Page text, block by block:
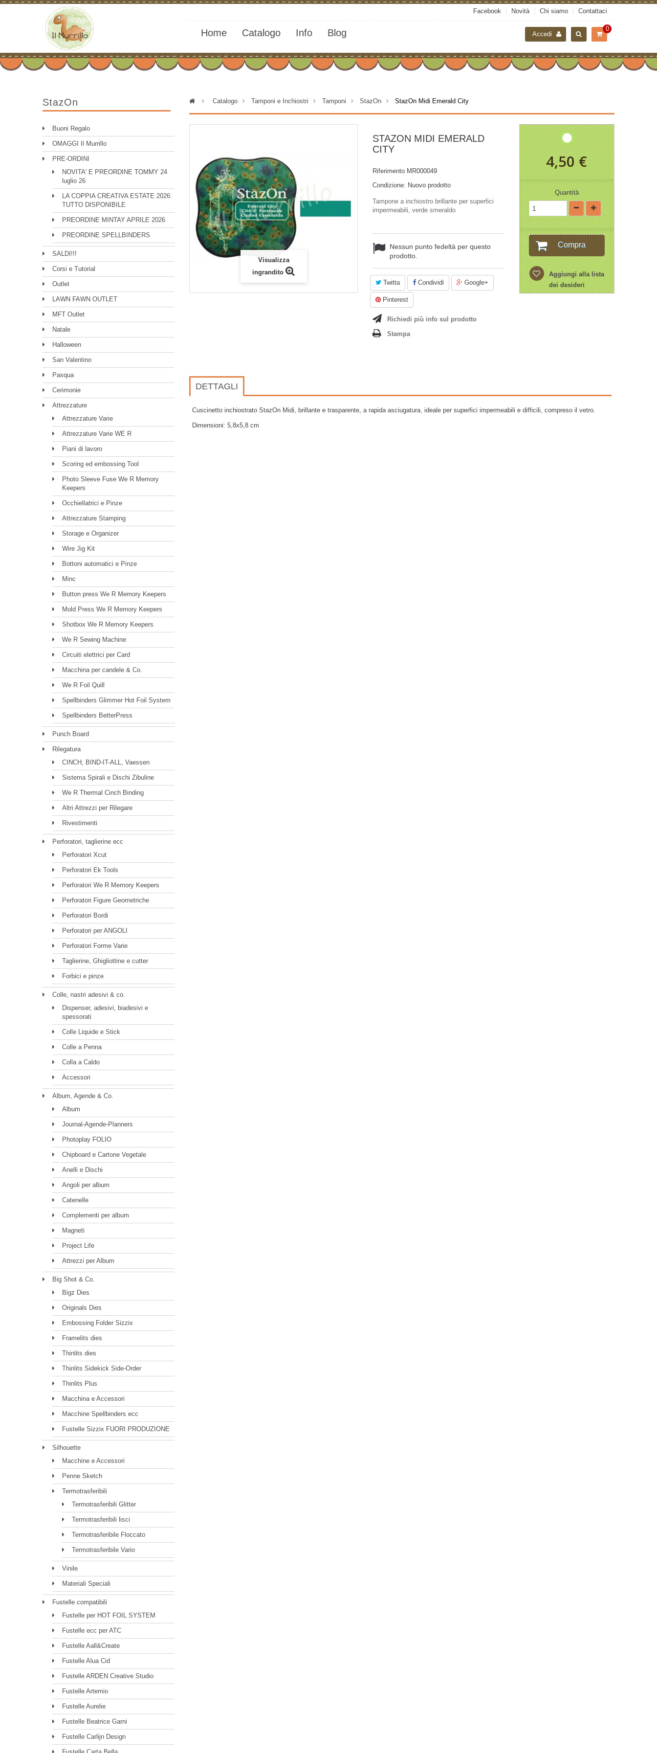
Facebook Novità Chi siamo Contattaci
0
Home Catalogo Info Blog Accedi
StazOn
Buoni Regalo
OMAGGI Il Murrillo
PRE-ORDINI
NOVITA' E PREORDINE TOMMY 24
luglio 26
LA COPPIA CREATIVA ESTATE 2026:
TUTTO DISPONIBILE
PREORDINE MINTAY APRILE 2026
PREORDINE SPELLBINDERS
SALDI!!!
Corsi e Tutorial
Outlet
LAWN FAWN OUTLET
MFT Outlet
Natale
Halloween
San Valentino
Pasqua
Cerimonie
Attrezzature
Attrezzature Varie
Attrezzature Varie WE R
Piani di lavoro
Scoring ed embossing Tool
Photo Sleeve Fuse We R Memory
Keepers
Occhiellatrici e Pinze
Attrezzature Stamping
Storage e Organizer
Wire Jig Kit
Bottoni automatici e Pinze
Minc
Button press We R Memory Keepers
Mold Press We R Memory Keepers
Shotbox We R Memory Keepers
We R Sewing Machine
Circuiti elettrici per Card
Macchina per candele & Co.
We R Foil Quill
Spellbinders Glimmer Hot Foil System
Spellbinders BetterPress
Punch Board
Rilegatura
CINCH, BIND-IT-ALL, Vaessen
Sistema Spirali e Dischi Zibuline
We R Thermal Cinch Binding
Altri Attrezzi per Rilegare
Rivestimenti
Perforatori, taglierine ecc
Perforatori Xcut
Perforatori Ek Tools
Perforatori We R Memory Keepers
Perforatori Figure Geometriche
Perforatori Bordi
Perforatori per ANGOLI
Perforatori Forme Varie
Taglierine, Ghigliottine e cutter
Forbici e pinze
Colle, nastri adesivi & co.
Dispenser, adesivi, biadesivi e
spessorati
Colle Liquide e Stick
Colle a Penna
Colla a Caldo
Accessori
Album, Agende & Co.
Album
Journal-Agende-Planners
Photoplay FOLIO
Chipboard e Cartone Vegetale
Anelli e Dischi
Angoli per album
Catenelle
Complementi per album
Magneti
Project Life
Attrezzi per Album
Big Shot & Co.
Bigz Dies
Originals Dies
Embossing Folder Sizzix
Framelits dies
Thinlits dies
Thinlits Sidekick Side-Order
Thinlits Plus
Macchina e Accessori
Macchine Spellbinders ecc
Fustelle Sizzix FUORI PRODUZIONE
Silhouette
Macchine e Accessori
Penne Sketch
Termotrasferibili
Termotrasferibili Glitter
Termotrasferibili lisci
Termotrasferibile Floccato
Termotrasferibile Vario
Vinile
Materiali Speciali
Fustelle compatibili
Fustelle per HOT FOIL SYSTEM
Fustelle ecc per ATC
Fustelle Aall&Create
Fustelle Alua Cid
Fustelle ARDEN Creative Studio
Fustelle Artemio
Fustelle Aurelie
Fustelle Beatrice Garni
Fustelle Carlijn Design
> Catalogo > Tamponi e Inchiostri > Tamponi > StazOn > StazOn Midi Emerald City
Visualizza
ingrandito
STAZON MIDI EMERALD
CITY
Riferimento MR000049
Condizione: Nuovo prodotto
Tampone a inchiostro brillante per superfici
impermeabili, verde smeraldo
Nessun punto fedeltà per questo
prodotto.
Twitta Condividi Google+
Pinterest
Richiedi più info sul prodotto
Stampa
4,50 €
Quantità
Compra
Aggiungi alla lista
dei desideri
DETTAGLI
Cuscinetto inchiostrato StazOn Midi, brillante e trasparente, a rapida asciugatura, ideale per superfici impermeabili e difficili, compreso il vetro.
Dimensioni: 5,8x5,8 cm